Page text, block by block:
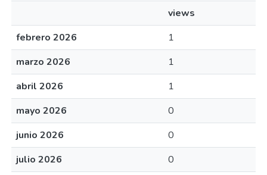
views
febrero 2026
1
marzo 2026
1
abril 2026
1
mayo 2026
0
junio 2026
0
julio 2026
0